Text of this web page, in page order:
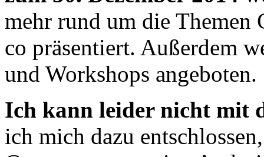
mehr rund um die Themen
co präsentiert. Außerdem
und Workshops angeboten.
Ich kann leider nicht mit
ich mich dazu